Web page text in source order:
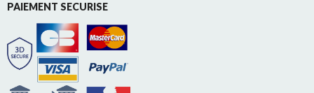
PAIEMENT SECURISE